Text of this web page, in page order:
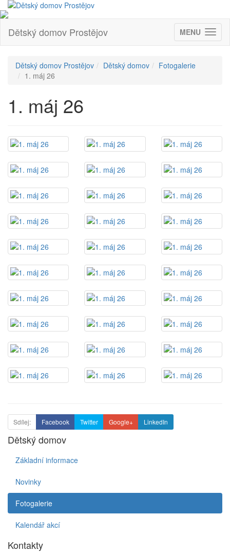
MENU
Dětský domov Prostějov
Dětský domov Prostějov Dětský domov
Fotogalerie
1. máj 26
1. máj 26
Sdílej: Facebook Twitter Google+ LinkedIn
Dětský domov
Základní informace
Novinky
Fotogalerie
Kalendář akcí
Kontakty